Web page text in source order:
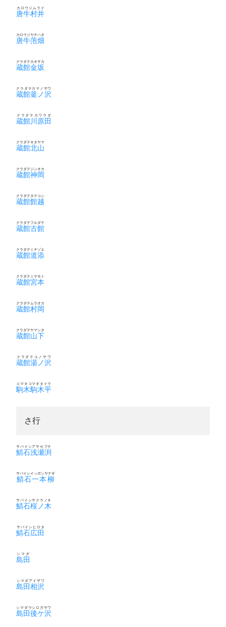
唐牛村井
カロウジムライ
唐牛萢畑
カロウジヤチハタ
蔵館金坂
クラダテカネサカ
蔵館釜ノ沢
クラダテカマノサワ
蔵館川原田
クラダテカワラダ
蔵館北山
クラダテキタヤマ
蔵館神岡
クラダテジンオカ
蔵館館越
クラダテタテコシ
蔵館古館
クラダテフルダテ
蔵館道添
クラダテミチゾエ
蔵館宮本
クラダテミヤモト
蔵館村岡
クラダテムラオカ
蔵館山下
クラダテヤマシタ
蔵館湯ノ沢
クラダテユノサワ
駒木駒木平
コマキコマギタイラ
さ行
鯖石浅瀬渕
サバイシアサセブチ
鯖石一本柳
サバイシイッポンヤナギ
鯖石桜ノ木
サバイシサクラノキ
鯖石広田
サバイシヒロタ
島田
シマダ
島田相沢
シマダアイザワ
島田後ケ沢
シマダウシロガサワ